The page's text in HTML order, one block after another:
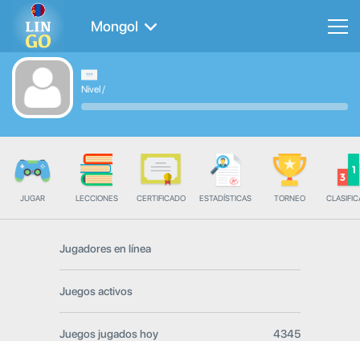
Mongol
Nivel/
JUGAR LECCIONES CERTIFICADO ESTADÍSTICAS TORNEO
Jugadores en línea
Juegos activos
Juegos jugados hoy 4345